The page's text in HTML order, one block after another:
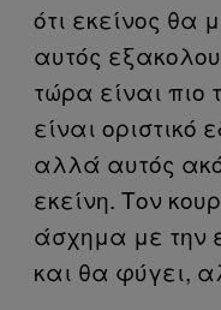
ότι εκείνος
αυτός
τώρα είναι πιο
είναι οριστικό
αλλά αυτός
εκείνη. Τον
άσχημα με την
και θα φύγει,